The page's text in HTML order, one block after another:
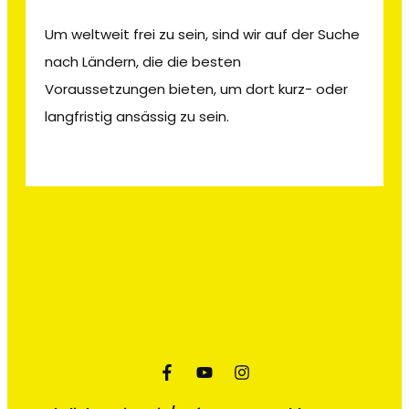
Um weltweit frei zu sein, sind wir auf der Suche
nach Ländern, die die besten
Voraussetzungen bieten, um dort kurz- oder
langfristig ansässig zu sein.